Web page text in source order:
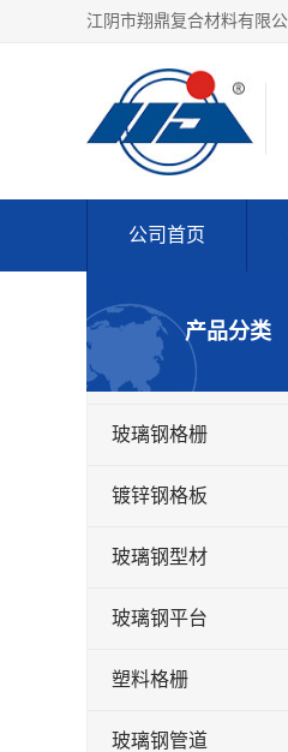
公司首页
产品分类
玻璃钢格栅
镀锌钢格板
玻璃钢型材
玻璃钢平台
塑料格栅
玻璃钢管道